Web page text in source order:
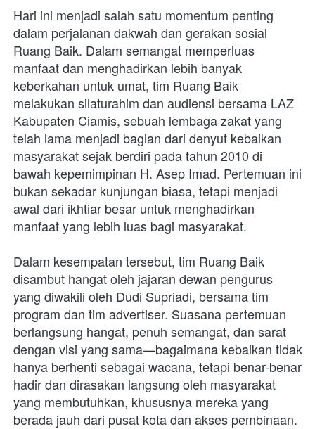
Hari ini menjadi salah satu momentum penting
dalam perjalanan dakwah dan gerakan sosial
Ruang Baik. Dalam semangat memperluas
manfaat dan menghadirkan lebih banyak
keberkahan untuk umat, tim Ruang Baik
melakukan silaturahim dan audiensi bersama LAZ
Kabupaten Ciamis, sebuah lembaga zakat yang
telah lama menjadi bagian dari denyut kebaikan
masyarakat sejak berdiri pada tahun 2010 di
bawah kepemimpinan H. Asep Imad. Pertemuan ini
bukan sekadar kunjungan biasa, tetapi menjadi
awal dari ikhtiar besar untuk menghadirkan
manfaat yang lebih luas bagi masyarakat.
Dalam kesempatan tersebut, tim Ruang Baik
disambut hangat oleh jajaran dewan pengurus
yang diwakili oleh Dudi Supriadi, bersama tim
program dan tim advertiser. Suasana pertemuan
berlangsung hangat, penuh semangat, dan sarat
dengan visi yang sama—bagaimana kebaikan tidak
hanya berhenti sebagai wacana, tetapi benar-benar
hadir dan dirasakan langsung oleh masyarakat
yang membutuhkan, khususnya mereka yang
berada jauh dari pusat kota dan akses pembinaan.